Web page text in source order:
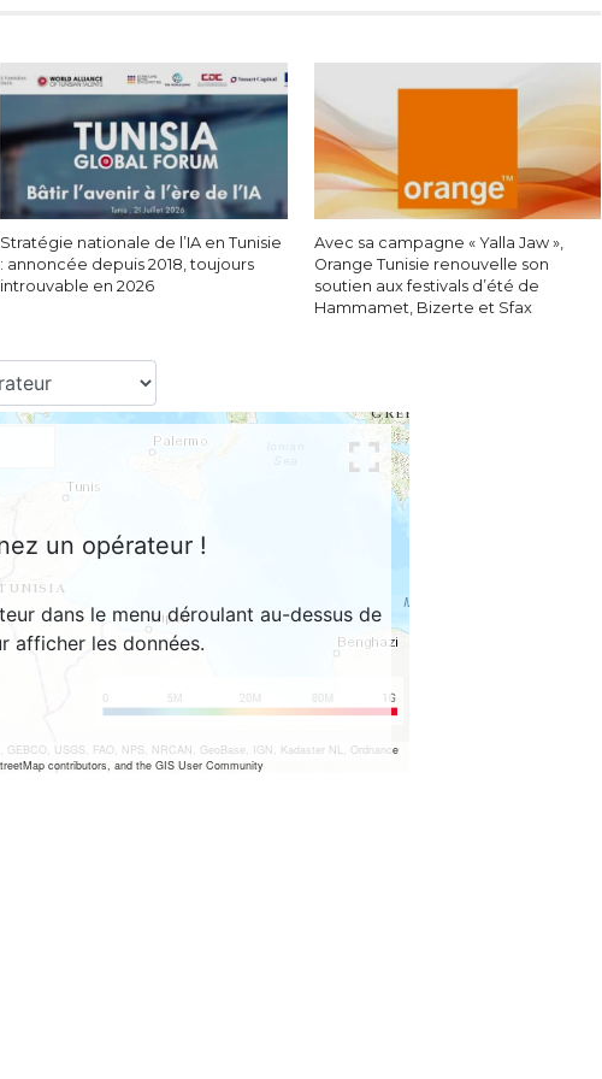
Stratégie nationale de l’IA en Tunisie
: annoncée depuis 2018, toujours
introuvable en 2026
Avec sa campagne « Yalla Jaw »,
Orange Tunisie renouvelle son
soutien aux festivals d’été de
Hammamet, Bizerte et Sfax